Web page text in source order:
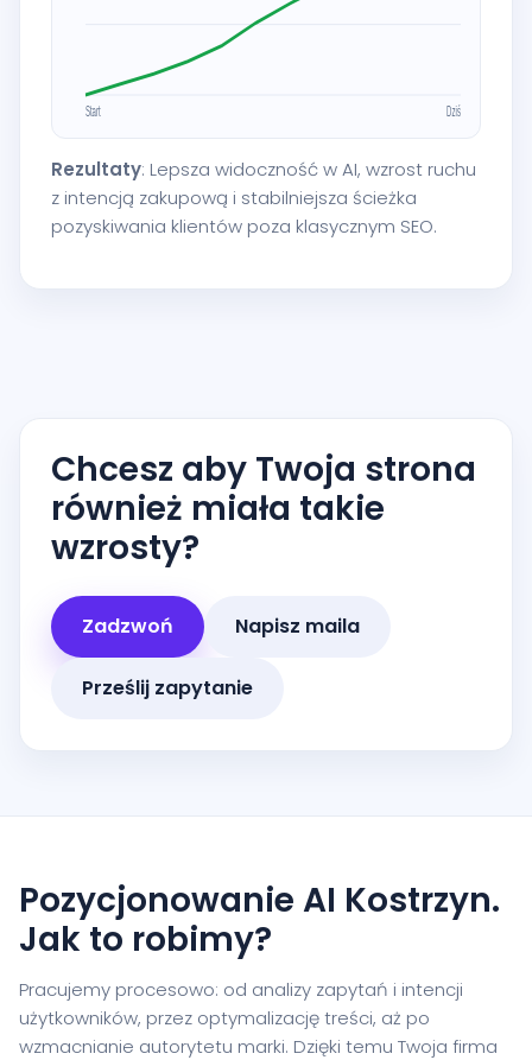
Rezultaty: Lepsza widoczność w AI, wzrost ruchu
z intencją zakupową i stabilniejsza ścieżka
pozyskiwania klientów poza klasycznym SEO.
Chcesz aby Twoja strona
również miała takie
wzrosty?
Zadzwoń Napisz maila
Prześlij zapytanie
Pozycjonowanie AI Kostrzyn.
Jak to robimy?
Pracujemy procesowo: od analizy zapytań i intencji
użytkowników, przez optymalizację treści, aż po
wzmacnianie autorytetu marki. Dzięki temu Twoja firma